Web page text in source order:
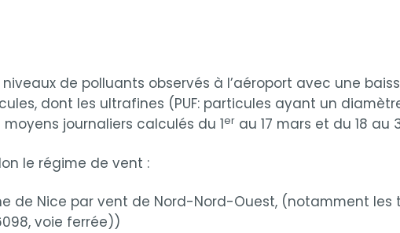
de polluants observés à l’aéroport avec une
dont les ultrafines (PUF: particules ayant un
journaliers calculés du 1er au 17 mars et du 18 au
le régime de vent :
de Nice par vent de Nord-Nord-Ouest, (notamment les
voie ferrée))